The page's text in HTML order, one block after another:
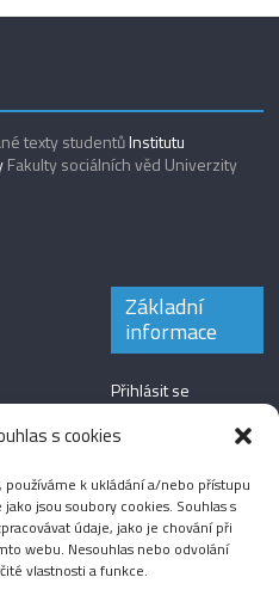
s cookies
k ukládání a/nebo přístupu
jsou soubory cookies. Souhlas s
údaje, jako je chování při
webu. Nesouhlas nebo odvolání
vlastnosti a funkce.
texty studentůInstitutu
Fakulty sociálních věd Univerzity
Základní
informace
Přihlásit se
Zdroj kanálů
Kanál komentářů
Česká lokalizace